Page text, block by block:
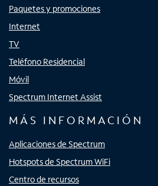
Paquetes y promociones
Internet
TV
Teléfono Residencial
Móvil
Spectrum Internet Assist
MÁS INFORMACIÓN
Aplicaciones de Spectrum
Hotspots de Spectrum WiFi
Centro de recursos